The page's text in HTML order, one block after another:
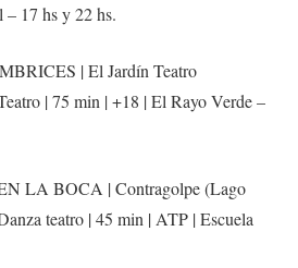
17 hs y 22 hs.
| El Jardín Teatro
| 75 min | +18 | El Rayo Verde –
LA BOCA | Contragolpe (Lago
teatro | 45 min | ATP | Escuela